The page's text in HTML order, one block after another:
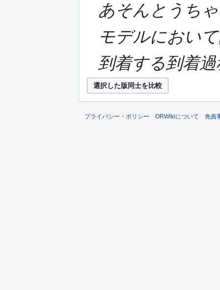
あそんとうち
モデルにおい
到着する到着
プライバシー・ポリシー ORWikiについて 免責